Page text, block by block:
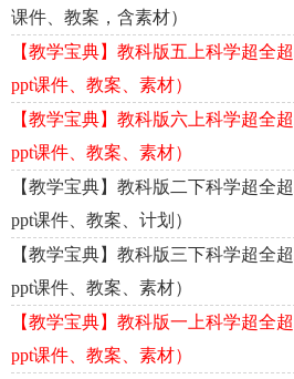
课件、教案，含素材）
【教学宝典】教科版五上科学超全
ppt课件、教案、素材）
【教学宝典】教科版六上科学超全
ppt课件、教案、素材）
【教学宝典】教科版二下科学超全
ppt课件、教案、计划）
【教学宝典】教科版三下科学超全
ppt课件、教案、素材）
【教学宝典】教科版一上科学超全
ppt课件、教案、素材）